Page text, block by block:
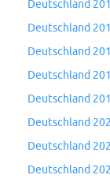
Deutschland
Deutschland
Deutschland
Deutschland
Deutschland
Deutschland
Deutschland
Deutschland